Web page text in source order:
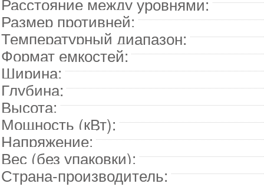
Размер противней:
Температурный диапазон:
Формат емкостей:
Ширина:
Глубина:
Высота:
Мощность (кВт):
Напряжение:
Вес (без упаковки):
Страна-производитель: